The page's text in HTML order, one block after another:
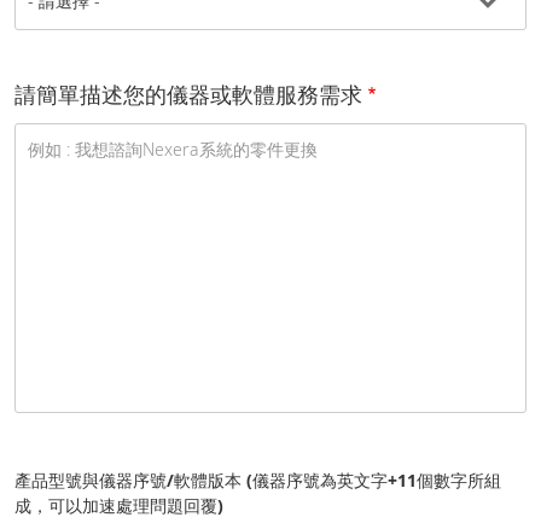
請簡單描述您的儀器或軟體服務需求
產品型號與儀器序號/軟體版本 (儀器序號為英文字+11個數字所組
成，可以加速處理問題回覆)